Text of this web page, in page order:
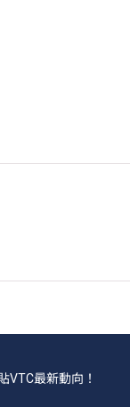
VTC最新動向！